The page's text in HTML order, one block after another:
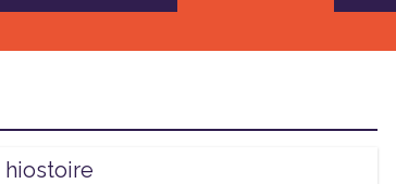
hiostoire